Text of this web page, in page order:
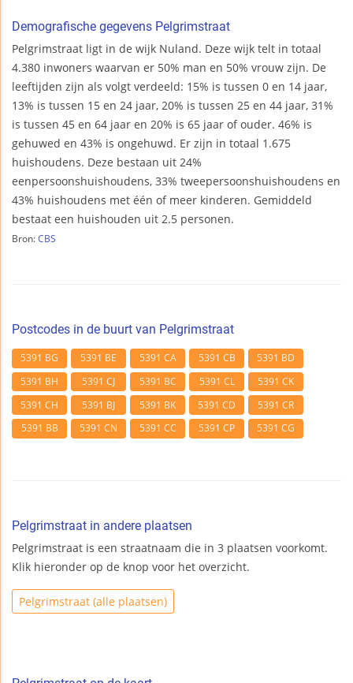
Demografische gegevens Pelgrimstraat
Pelgrimstraat ligt in de wijk Nuland. Deze wijk telt in totaal
4.380 inwoners waarvan er 50% man en 50% vrouw zijn. De
leeftijden zijn als volgt verdeeld: 15% is tussen 0 en 14 jaar,
13% is tussen 15 en 24 jaar, 20% is tussen 25 en 44 jaar, 31%
is tussen 45 en 64 jaar en 20% is 65 jaar of ouder. 46% is
gehuwed en 43% is ongehuwd. Er zijn in totaal 1.675
huishoudens. Deze bestaan uit 24%
eenpersoonshuishoudens, 33% tweepersoonshuishoudens en
43% huishoudens met één of meer kinderen. Gemiddeld
bestaat een huishouden uit 2.5 personen.
Bron: CBS
Postcodes in de buurt van Pelgrimstraat
5391 BG 5391 BE 5391 CA 5391 CB
5391 BD
5391 BH
5391 CJ 5391 BC 5391 CL
5391 CK
5391 CH
5391 BJ 5391 BK 5391 CD
5391 CR
5391 BB
5391 CN 5391 CC 5391 CP 5391 CG
Pelgrimstraat in andere plaatsen
Pelgrimstraat is een straatnaam die in 3 plaatsen voorkomt.
Klik hieronder op de knop voor het overzicht.
Pelgrimstraat (alle plaatsen)